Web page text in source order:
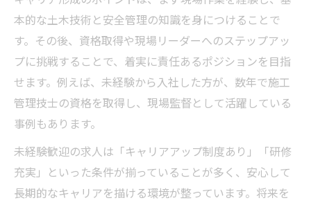
本的な土木技術と安全管理の知識を身につけることで
す。その後、資格取得や現場リーダーへのステップアッ
プに挑戦することで、着実に責任あるポジションを目指
せます。例えば、未経験から入社した方が、数年で施工
管理技士の資格を取得し、現場監督として活躍している
事例もあります。
未経験歓迎の求人は「キャリアアップ制度あり」「研修
充実」といった条件が揃っていることが多く、安心して
長期的なキャリアを描ける環境が整っています。将来を